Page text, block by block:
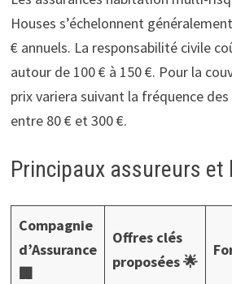
Houses s’échelonnent
€ annuels. La responsabilité civile
autour de 100 € à 150 €. Pour la
prix variera suivant la fréquence
entre 80 € et 300 €.
Principaux assureurs
Compagnie
d’Assurance
🏢
Offres clés
proposées 🌟